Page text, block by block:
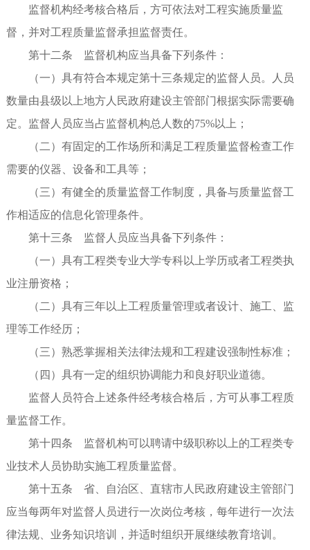
监督机构经考核合格后，方可依法对工程实施质量监
督，并对工程质量监督承担监督责任。
第十二条 监督机构应当具备下列条件：
（一）具有符合本规定第十三条规定的监督人员。人员
数量由县级以上地方人民政府建设主管部门根据实际需要确
定。监督人员应当占监督机构总人数的75%以上；
（二）有固定的工作场所和满足工程质量监督检查工作
需要的仪器、设备和工具等；
（三）有健全的质量监督工作制度，具备与质量监督工
作相适应的信息化管理条件。
第十三条 监督人员应当具备下列条件：
（一）具有工程类专业大学专科以上学历或者工程类执
业注册资格；
（二）具有三年以上工程质量管理或者设计、施工、监
理等工作经历；
（三）熟悉掌握相关法律法规和工程建设强制性标准；
（四）具有一定的组织协调能力和良好职业道德。
监督人员符合上述条件经考核合格后，方可从事工程质
量监督工作。
第十四条 监督机构可以聘请中级职称以上的工程类专
业技术人员协助实施工程质量监督。
第十五条 省、自治区、直辖市人民政府建设主管部门
应当每两年对监督人员进行一次岗位考核，每年进行一次法
律法规、业务知识培训，并适时组织开展继续教育培训。